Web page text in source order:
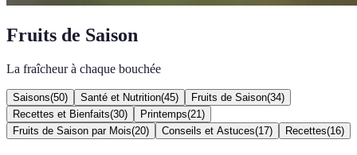
Fruits de Saison
La fraîcheur à chaque bouchée
Saisons(50) Santé et Nutrition(45) Fruits de Saison(34)
Recettes et Bienfaits(30) Printemps(21 )
Fruits de Saison par Mois(20) Conseils et Astuces(17) Recettes(16)